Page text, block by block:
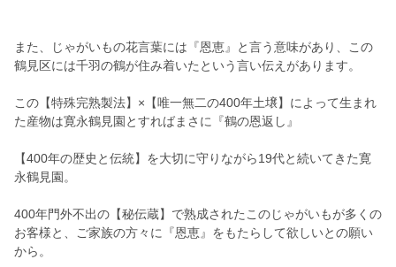
また、じゃがいもの花言葉には『恩恵』と言う意味があり、この
鶴見区には千羽の鶴が住み着いたという言い伝えがあります。
この【特殊完熟製法】×【唯一無二の400年土壌】によって生まれ
た産物は寛永鶴見園とすればまさに『鶴の恩返し』
【400年の歴史と伝統】を大切に守りながら19代と続いてきた寛
永鶴見園。
400年門外不出の【秘伝蔵】で熟成されたこのじゃがいもが多くの
お客様と、ご家族の方々に『恩恵』をもたらして欲しいとの願い
から。